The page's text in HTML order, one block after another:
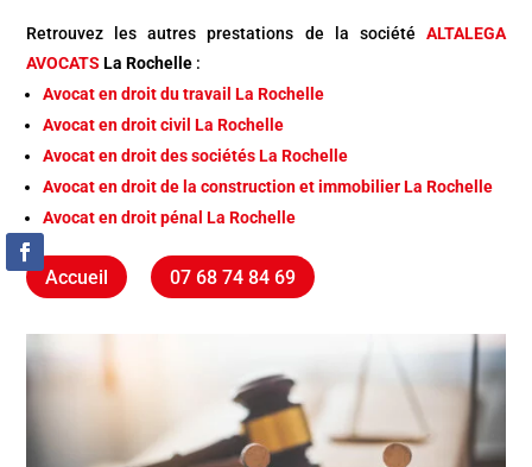
Retrouvez les autres prestations de la société ALTALEGA
AVOCATS La Rochelle :
Avocat en droit du travail La Rochelle
Avocat en droit civil La Rochelle
Avocat en droit des sociétés La Rochelle
Avocat en droit de la construction et immobilier La Rochelle
Avocat en droit pénal La Rochelle
Accueil 07 68 74 84 69